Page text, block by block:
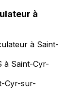
à
à Saint-
à Saint-Cyr-
Cyr-sur-